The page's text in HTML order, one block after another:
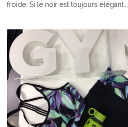
froide. Si le noir est toujours élégant...